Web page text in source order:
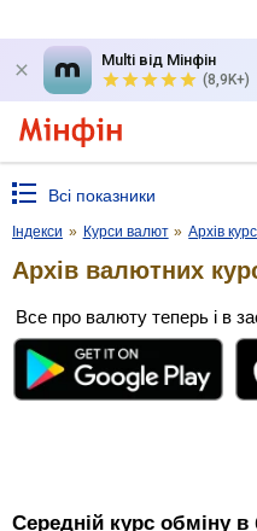
Multi від Мінфін
(8,9K+)
Всі показники
Індекси » Курси валют » Архів
Архів валютних
Все про валюту теперь і в
Середній курс обміну в